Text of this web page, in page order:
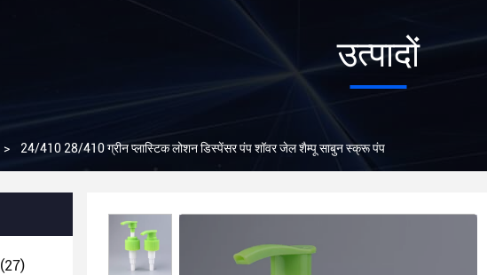
उत्पादों
> 24/410 28/410 ग्रीन प्लास्टिक लोशन डिस्पेंसर पंप शॉवर जेल शैम्पू साबुन स्क्रू पंप
(27)